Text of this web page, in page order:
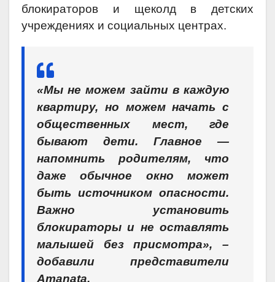
блокираторов и щеколд в детских
учреждениях и социальных центрах.
«Мы не можем зайти в каждую
квартиру, но можем начать с
общественных мест, где
бывают дети. Главное —
напомнить родителям, что
даже обычное окно может
быть источником опасности.
Важно установить
блокираторы и не оставлять
малышей без присмотра», –
добавили представители
Аmanatа.